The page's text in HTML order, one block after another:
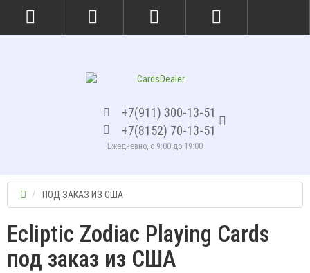
+7(911) 300-13-51
+7(8152) 70-13-51
Ежедневно, с 9:00 до 19:00
ПОД ЗАКАЗ ИЗ США
Ecliptic Zodiac Playing Cards
под заказ из США